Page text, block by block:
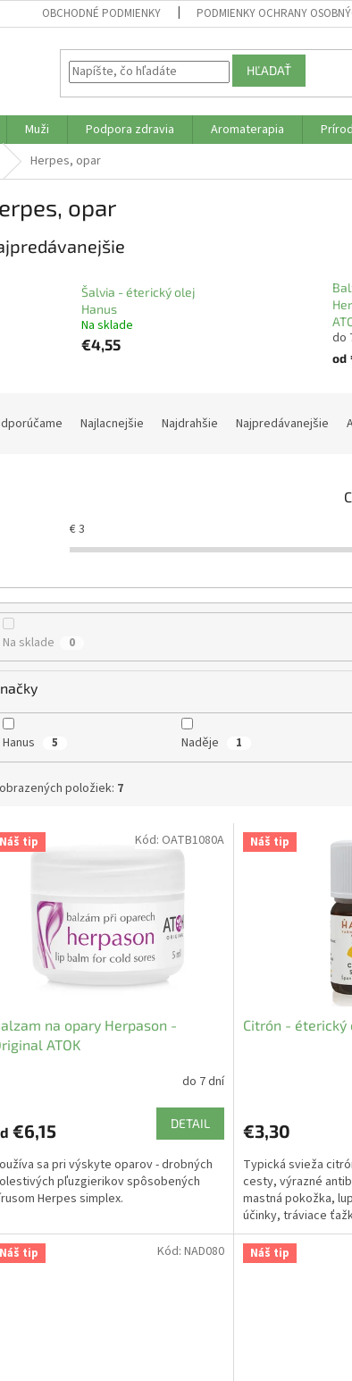
OBCHODNÉ PODMIENKY PODMIENKY OCHRANY
HĽADAŤ
Muži Podpora zdravia Aromaterapia
Herpes, opar
opar
Šalvia - éterický olej
Hanus
Na sklade
€4,55
do
od
Najlacnejšie Najdrahšie Najpredávanejšie
€3
Na sklade 0
Hanus 5 Naděje 1
položiek: 7
Náš tip
na opary Herpason -
ATOK
do 7 dní
€6,15 DETAIL
sa pri výskyte oparov - drobných
pľuzgierikov spôsobených
Herpes simplex.
Kód: OATB1080A Náš tip
Citrón - éterický
€3,30
Typická svieža
cesty, výrazné
mastná pokožka,
účinky, tráviace
koncentrácie
Náš tip Kód: NAD080 Náš tip